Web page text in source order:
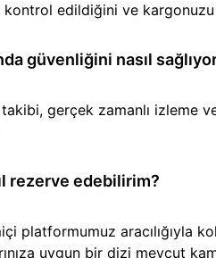
kontrol edildiğini ve
güvenliğini nasıl
gerçek zamanlı izleme
rezerve edebilirim?
platformumuz aracılığıyla
uygun bir dizi mevcut